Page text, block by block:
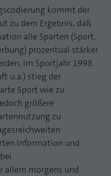
kommt der
zu dem Ergebnis, daß
alle Sparten (Sport,
prozentual stärker
Im Sportjahr 1998
u.a.) stieg der
Sport wie zu
größere
zu
Information und
allem morgens und
der eingeloggte User
wird, um ihm Zugang zu
Bereichen zu gewähren.
PHPSESSID
php
Ende der Sitzung
Sitzungs Identifikation
1 Jahr
INTERNET zur Steuerung der
und Ereignisbehandlung
atuserid
AT INTERNET
1 Jahr
INTERNET zur Steuerung der
und Ereignisbehandlung